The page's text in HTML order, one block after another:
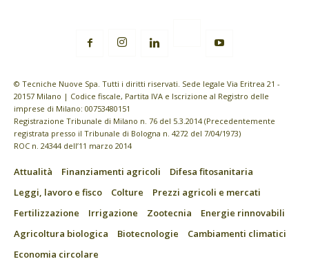
© Tecniche Nuove Spa. Tutti i diritti riservati. Sede legale Via Eritrea 21 -
20157 Milano | Codice fiscale, Partita IVA e Iscrizione al Registro delle
imprese di Milano: 00753480151
Registrazione Tribunale di Milano n. 76 del 5.3.2014 (Precedentemente
registrata presso il Tribunale di Bologna n. 4272 del 7/04/1973)
ROC n. 24344 dell’11 marzo 2014
Attualità Finanziamenti agricoli
Difesa fitosanitaria
Leggi, lavoro e fisco
Colture
Prezzi agricoli e mercati
Fertilizzazione
Irrigazione Zootecnia
Energie rinnovabili
Agricoltura biologica
Biotecnologie
Cambiamenti climatici
Economia circolare